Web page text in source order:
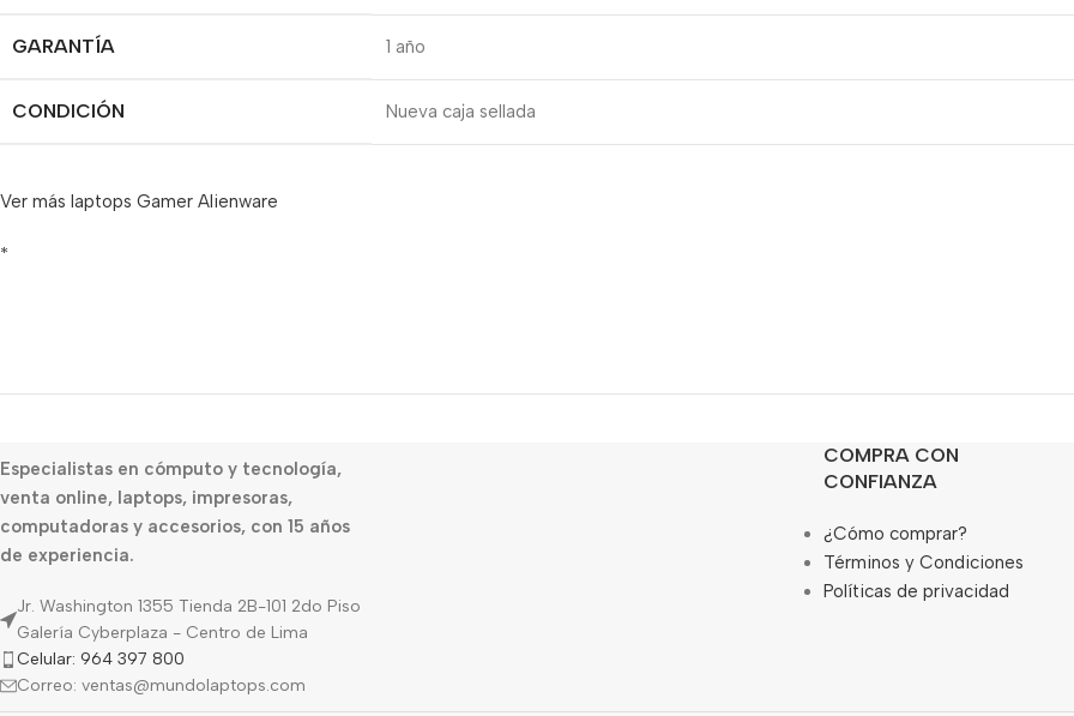
GARANTÍA 1 año
CONDICIÓN Nueva caja sellada
Ver más laptops Gamer Alienware
*
Especialistas en cómputo y tecnología,
venta online, laptops, impresoras,
computadoras y accesorios, con 15 años
de experiencia.
Jr. Washington 1355 Tienda 2B-101 2do Piso
Galería Cyberplaza - Centro de Lima
Celular: 964 397 800
Correo: ventas@mundolaptops.com
COMPRA CON
CONFIANZA
¿Cómo comprar?
Términos y Condiciones
Políticas de privacidad